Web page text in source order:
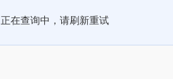
正在查询中，请刷新重试